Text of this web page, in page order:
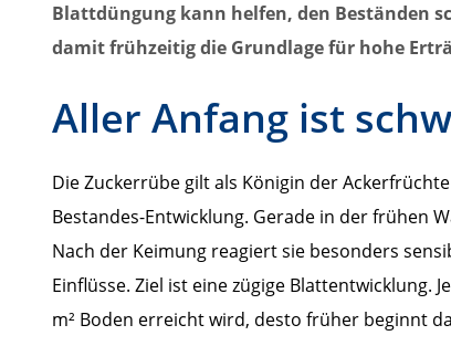
Blattdüngung kann helfen, den Beständen
damit frühzeitig die Grundlage für hohe
Aller Anfang ist
Die Zuckerrübe gilt als Königin der
Bestandes-Entwicklung. Gerade in der frühen
Nach der Keimung reagiert sie besonders
Einflüsse. Ziel ist eine zügige Blattentwicklung.
m² Boden erreicht wird, desto früher beginnt